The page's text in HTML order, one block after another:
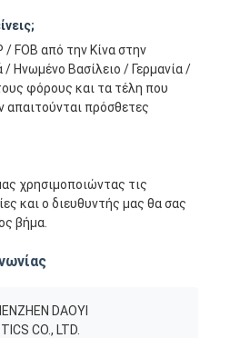
FOB από την Κίνα στην
Ηνωμένο Βασίλειο / Γερμανία /
φόρους και τα τέλη που
απαιτούνται πρόσθετες
χρησιμοποιώντας τις
και ο διευθυντής μας θα σας
βήμα.
DAOYI
CO., LTD.